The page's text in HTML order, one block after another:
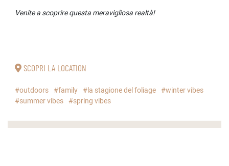
Venite a scoprire questa meravigliosa realtà!
SCOPRI LA LOCATION
#outdoors #family #la stagione del foliage
#winter vibes
#summer vibes
#spring vibes